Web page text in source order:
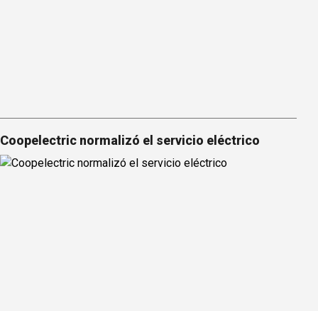
Coopelectric normalizó el servicio eléctrico